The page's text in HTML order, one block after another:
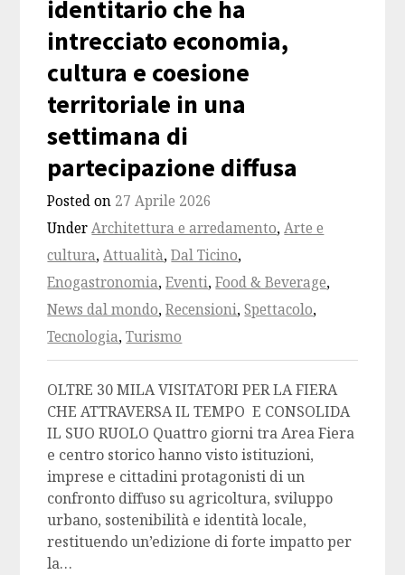
identitario che ha
intrecciato economia,
cultura e coesione
territoriale in una
settimana di
partecipazione diffusa
Posted on 27 Aprile 2026
UnderArchitettura e arredamento,Arte e
cultura,Attualità,Dal Ticino,
Enogastronomia,Eventi,Food & Beverage,
News dal mondo,Recensioni,Spettacolo,
Tecnologia,Turismo
OLTRE 30 MILA VISITATORI PER LA FIERA
CHE ATTRAVERSA IL TEMPO E CONSOLIDA
IL SUO RUOLO Quattro giorni tra Area Fiera
e centro storico hanno visto istituzioni,
imprese e cittadini protagonisti di un
confronto diffuso su agricoltura, sviluppo
urbano, sostenibilità e identità locale,
restituendo un’edizione di forte impatto per
la…